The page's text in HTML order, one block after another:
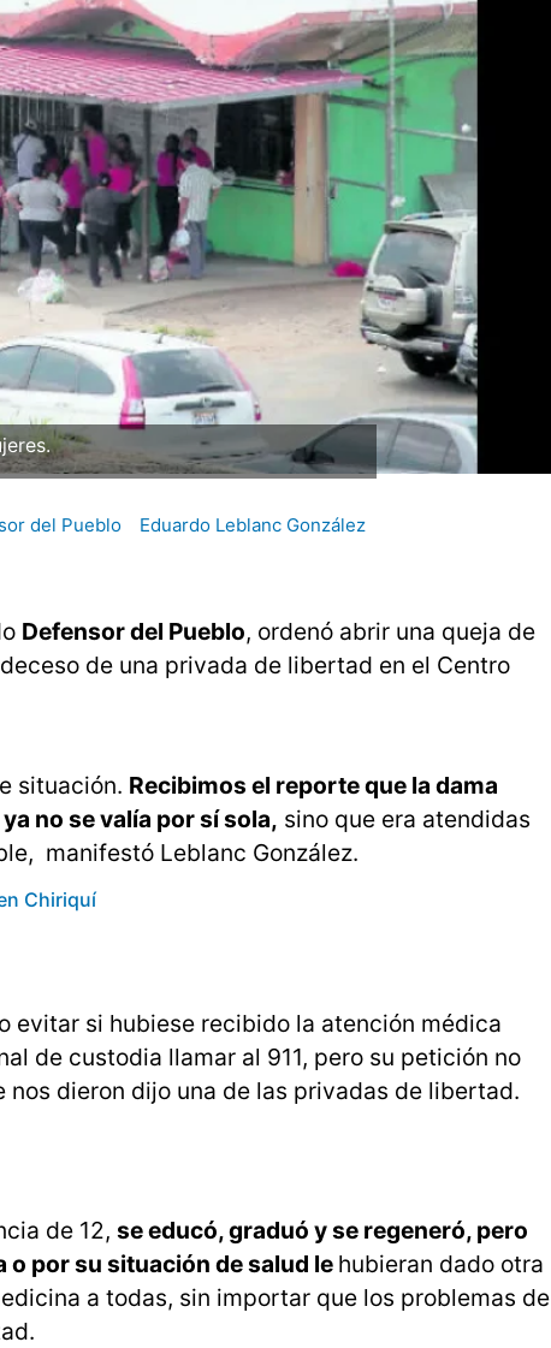
del Pueblo Eduardo Leblanc González
Defensor del Pueblo, ordenó abrir una queja de
de una privada de libertad en el Centro
situación. Recibimos el reporte que la dama
ya no se valía por sí sola, sino que era atendidas
manifestó Leblanc González.
Chiriquí
evitar si hubiese recibido la atención médica
de custodia llamar al 911, pero su petición no
dieron dijo una de las privadas de libertad.
de 12, se educó, graduó y se regeneró, pero
o por su situación de salud le hubieran dado otra
a todas, sin importar que los problemas de